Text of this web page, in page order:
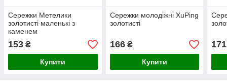
Сережки Метелики
золотисті маленькі з
каменем
153 ₴
Купити
Сережки молодіжні XuPing
золотисті
166₴
Купити
171